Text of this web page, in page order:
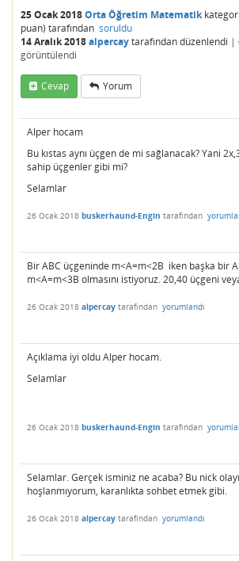
25 Ocak 2018Orta Öğretim Matematik
puan) tarafından soruldu
14 Aralık 2018alpercaytarafındandüzenlendi |
görüntülendi
Cevap Yorum
Alper hocam
Bu kıstas aynı üçgen de mi sağlanacak? Yani
sahip üçgenler gibi mi?
Selamlar
26 Ocak 2018 buskerhaund-Engin tarafından
Bir ABC üçgeninde m<A=m<2B iken başka bir
m<A=m<3B olmasını istiyoruz. 20,40 üçgeni
26 Ocak 2018 alpercay tarafından yorumlandı
Açıklama iyi oldu Alper hocam.
Selamlar
26 Ocak 2018 buskerhaund-Engin tarafından
Selamlar. Gerçek isminiz ne acaba? Bu nick
hoşlanmıyorum, karanlıkta sohbet etmek gibi.
26 Ocak 2018 alpercay tarafından yorumlandı